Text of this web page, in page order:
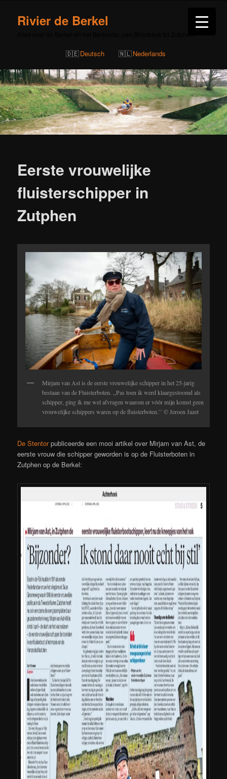
Rivier de Berkel
Deutsch Nederlands
Eerste vrouwelijke
fluisterschipper in
Zutphen
Mirjam van Ast is de eerste vrouwelijke schipper in het 25-jarig
bestaan van de Fluisterboten. ,,Pas toen ik werd klaargestoomd als
schipper, ging ik me wel afvragen waarom er vóór mijn komst geen
vrouwelijke schippers waren op de fluisterboten.’’ © Jeroen Jazet
De Stentorpubliceerde een mooi artikel over Mirjam van Ast, de
eerste vrouw die schipper geworden is op de Fluisterboten in
Zutphen op de Berkel: